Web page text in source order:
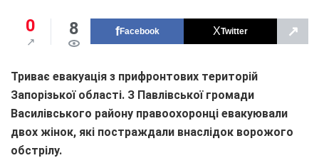
0 8 Facebook Twitter ↗
Триває евакуація з прифронтових територій
Запорізької області. З Павлівської громади
Василівського району правоохоронці евакуювали
двох жінок, які постраждали внаслідок ворожого
обстрілу.